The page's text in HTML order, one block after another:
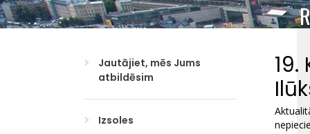
Jautājiet, mēs Jums
atbildēsim
Izsoles